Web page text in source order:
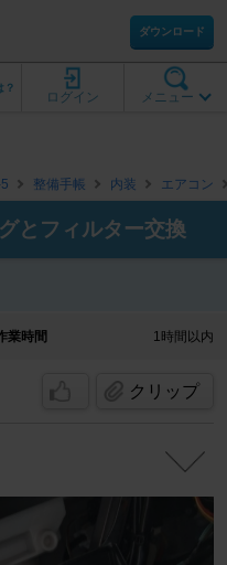
ダウンロード
メニュー
ログイン
？
整備手帳 内装 エアコン
とフィルター交換
業時間 1時間以内
クリップ